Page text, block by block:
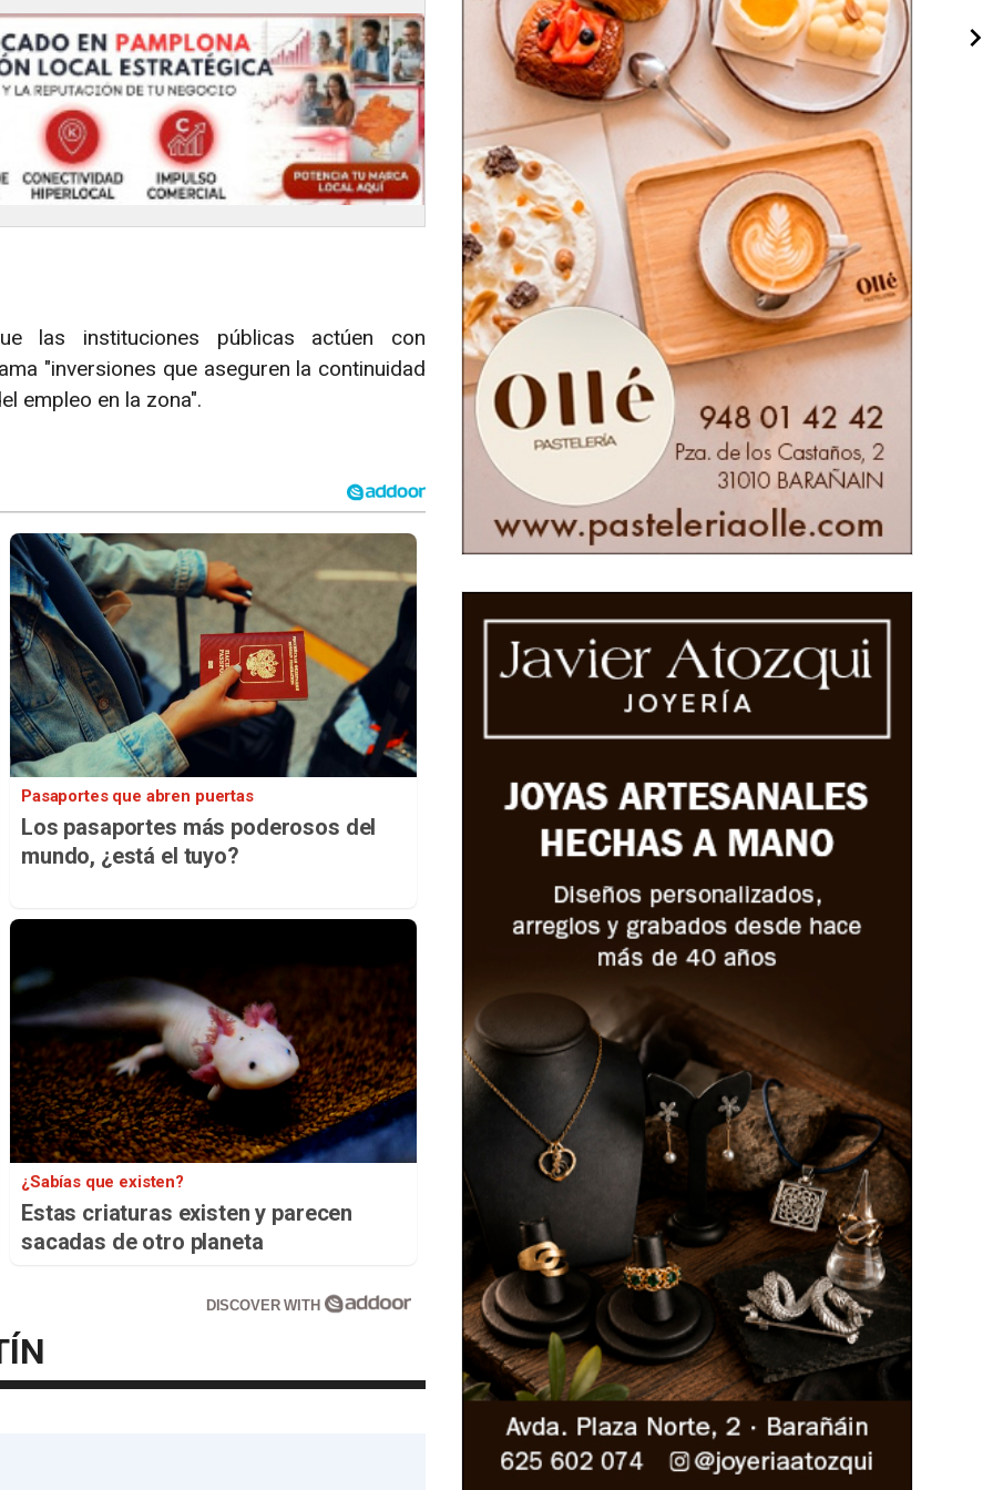
las instituciones públicas actúen con
"inversiones que aseguren la continuidad
empleo en la zona".
Pasaportes que abren puertas
Los pasaportes más poderosos del
mundo, ¿está el tuyo?
¿Sabías que existen?
Estas criaturas existen y parecen
sacadas de otro planeta
DISCOVER WITH